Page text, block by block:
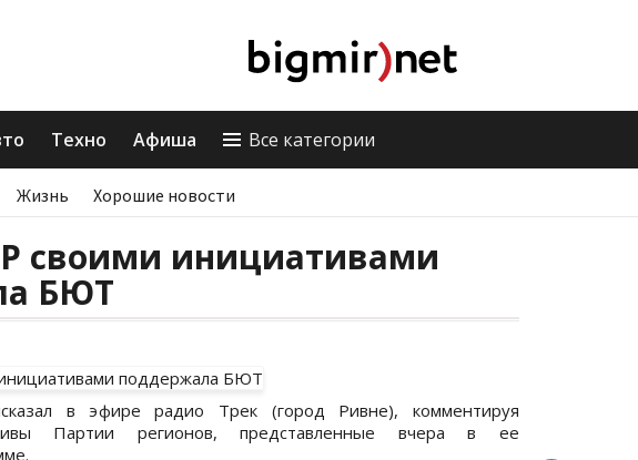
Техно Афиша Все категории
Жизнь Хорошие новости
своими инициативами
БЮТ
в эфире радио Трек (город Ривне), комментируя
Партии регионов, представленные вчера в ее